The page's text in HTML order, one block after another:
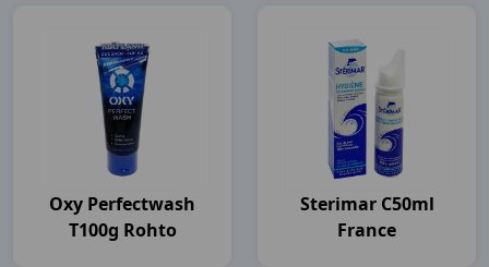
Oxy Perfectwash
T100g Rohto
Sterimar C50ml
France